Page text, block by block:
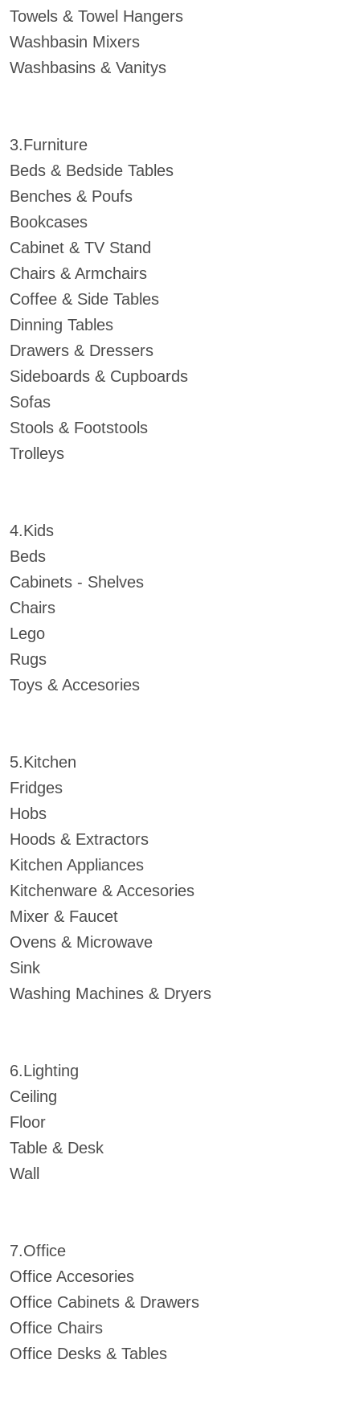
Towels & Towel Hangers
Washbasin Mixers
Washbasins & Vanitys
3.Furniture
Beds & Bedside Tables
Benches & Poufs
Bookcases
Cabinet & TV Stand
Chairs & Armchairs
Coffee & Side Tables
Dinning Tables
Drawers & Dressers
Sideboards & Cupboards
Sofas
Stools & Footstools
Trolleys
4.Kids
Beds
Cabinets - Shelves
Chairs
Lego
Rugs
Toys & Accesories
5.Kitchen
Fridges
Hobs
Hoods & Extractors
Kitchen Appliances
Kitchenware & Accesories
Mixer & Faucet
Ovens & Microwave
Sink
Washing Machines & Dryers
6.Lighting
Ceiling
Floor
Table & Desk
Wall
7.Office
Office Accesories
Office Cabinets & Drawers
Office Chairs
Office Desks & Tables